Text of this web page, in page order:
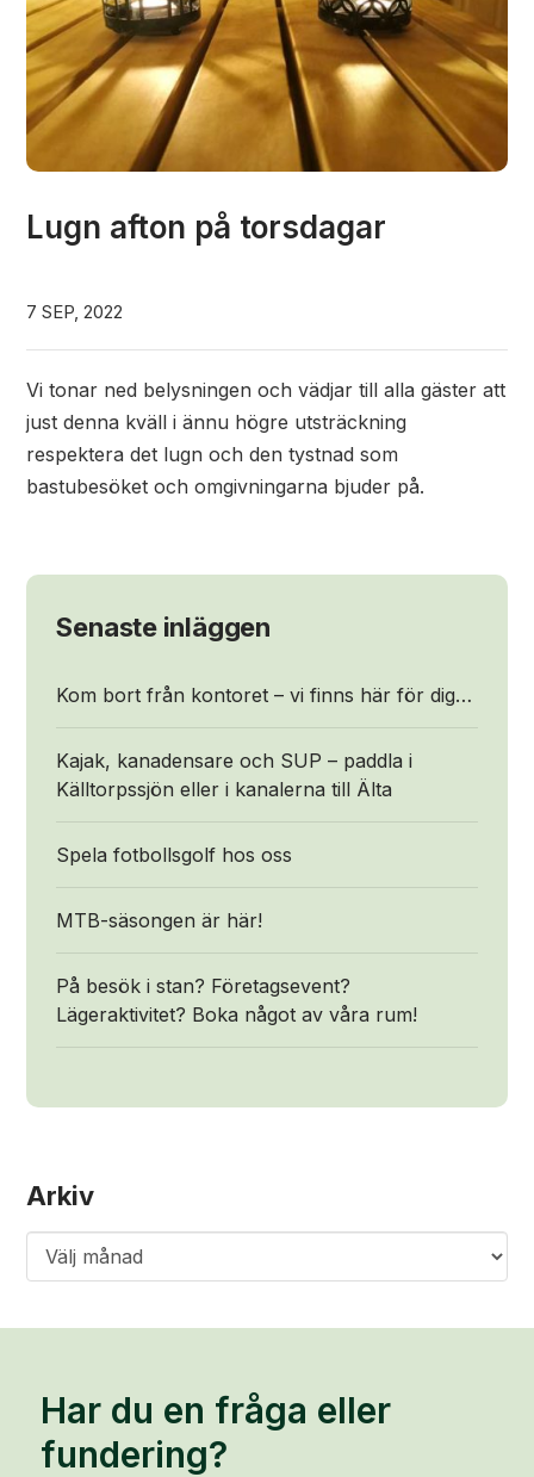
Lugn afton på torsdagar
7 SEP, 2022
Vi tonar ned belysningen och vädjar till alla gäster att
just denna kväll i ännu högre utsträckning
respektera det lugn och den tystnad som
bastubesöket och omgivningarna bjuder på.
Senaste inläggen
Kom bort från kontoret – vi finns här för dig…
Kajak, kanadensare och SUP – paddla i
Källtorpssjön eller i kanalerna till Älta
Spela fotbollsgolf hos oss
MTB-säsongen är här!
På besök i stan? Företagsevent?
Lägeraktivitet? Boka något av våra rum!
Arkiv
Har du en fråga eller
fundering?